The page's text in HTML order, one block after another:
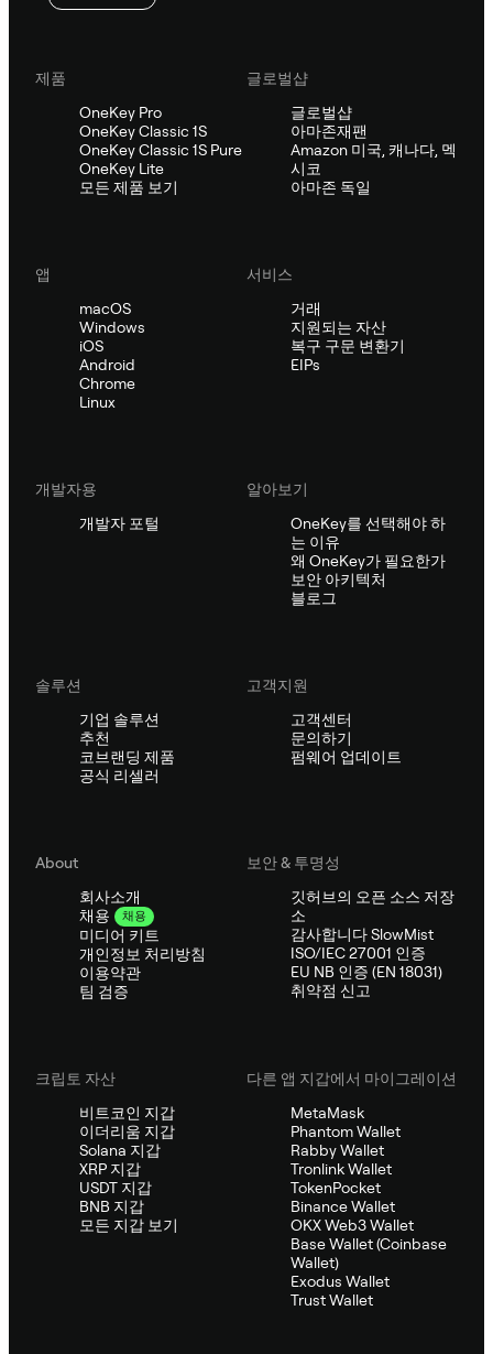
제품
OneKey Pro
OneKey Classic 1S
OneKey Classic 1S Pure
OneKey Lite
모든 제품 보기
글로벌샵
글로벌샵
아마존재팬
Amazon 미국, 캐나다, 멕
시코
아마존 독일
앱
macOS
Windows
iOS
Android
Chrome
Linux
서비스
거래
지원되는 자산
복구 구문 변환기
EIPs
개발자용
개발자 포털
알아보기
OneKey를 선택해야 하
는 이유
왜 OneKey가 필요한가
보안 아키텍처
블로그
솔루션
기업 솔루션
추천
코브랜딩 제품
공식 리셀러
고객지원
고객센터
문의하기
펌웨어 업데이트
About
회사소개
채용
채용
미디어 키트
개인정보 처리방침
이용약관
팀 검증
보안 & 투명성
깃허브의 오픈 소스 저장
소
감사합니다 SlowMist
ISO/IEC 27001 인증
EU NB 인증 (EN 18031)
취약점 신고
크립토 자산
비트코인 지갑
이더리움 지갑
Solana 지갑
XRP 지갑
USDT 지갑
BNB 지갑
모든 지갑 보기
다른 앱 지갑에서 마이그레이션
MetaMask
Phantom Wallet
Rabby Wallet
Tronlink Wallet
TokenPocket
Binance Wallet
OKX Web3 Wallet
Base Wallet (Coinbase
Wallet)
Exodus Wallet
Trust Wallet